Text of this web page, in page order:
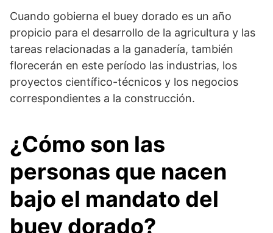
Cuando gobierna el buey dorado es un año
propicio para el desarrollo de la agricultura y las
tareas relacionadas a la ganadería, también
florecerán en este período las industrias, los
proyectos científico-técnicos y los negocios
correspondientes a la construcción.
¿Cómo son las
personas que nacen
bajo el mandato del
buey dorado?